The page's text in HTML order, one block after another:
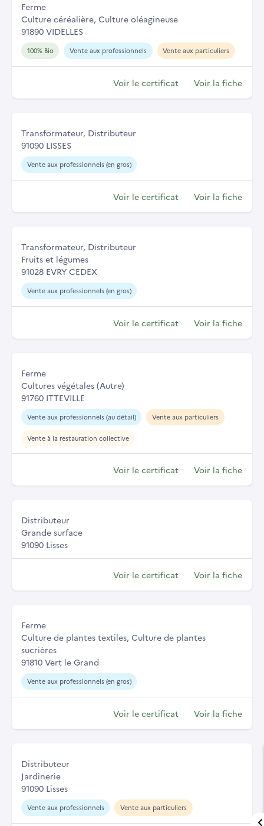
Ferme
Culture céréalière, Culture oléagineuse
91890 VIDELLES
100% Bio Vente aux professionnels Vente aux particuliers
Voir le certificat Voir la fiche
Transformateur, Distributeur
91090 LISSES
Vente aux professionnels (en gros)
Voir le certificat Voir la fiche
Transformateur, Distributeur
Fruits et légumes
91028 EVRY CEDEX
Vente aux professionnels (en gros)
Voir le certificat Voir la fiche
Ferme
Cultures végétales (Autre)
91760 ITTEVILLE
Vente aux professionnels (au détail) Vente aux particuliers
Vente à la restauration collective
Voir le certificat Voir la fiche
Distributeur
Grande surface
91090 Lisses
Voir le certificat Voir la fiche
Ferme
Culture de plantes textiles, Culture de plantes
sucrières
91810 Vert le Grand
Vente aux professionnels (en gros)
Voir le certificat Voir la fiche
Distributeur
Jardinerie
91090 Lisses
Vente aux professionnels Vente aux particuliers